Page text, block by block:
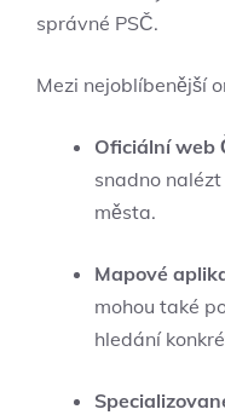
správné PSČ.
Mezi nejoblíbenější
Oficiální web
snadno
města.
Mapové
mohou také
hledání